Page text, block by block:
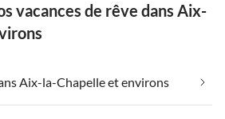
vacances de rêve dans Aix-
Aix-la-Chapelle et environs